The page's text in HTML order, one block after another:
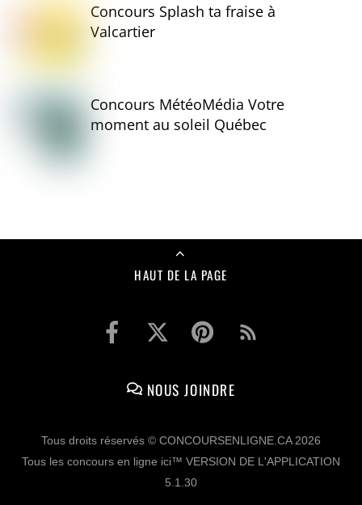
Concours Splash ta fraise à
Valcartier
Concours MétéoMédia Votre
moment au soleil Québec
HAUT DE LA PAGE
NOUS JOINDRE
Tous droits réservés © CONCOURSENLIGNE.CA 2026
Tous les concours en ligne ici™ VERSION DE L'APPLICATION
5.1.30